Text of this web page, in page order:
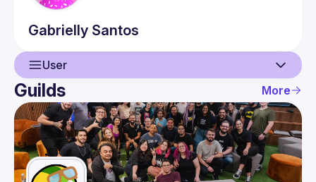
Gabrielly Santos
User
User
Events
Guilds
Guilds More